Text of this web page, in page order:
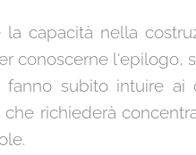
capacità nella
conoscerne l'epilogo,
subito intuire
richiederà